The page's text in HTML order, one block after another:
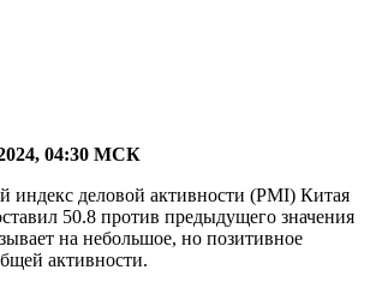
04:30 МСК
индекс деловой активности (PMI) Китая
50.8 против предыдущего значения
на небольшое, но позитивное
активности.